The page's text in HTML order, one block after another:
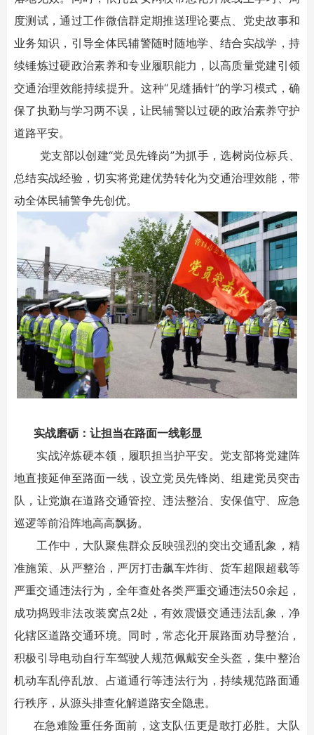
度测试，通过工作微信群定期推送理论要点、党史故事和
业务知识，引导全体民辅警随时随地学、结合实战学，持
续锤炼过硬政治素养和专业履职能力，以高质量党建引领
交通治理效能持续提升。这种“见缝插针”的学习模式，确
保了执勤与学习两不误，让民辅警以过硬的政治素养守护
道路平安。
党支部以创建“党员先锋岗”为抓手，选树岗位标兵、
总结实战经验，切实将党建优势转化为交通治理效能，带
动全体民辅警争先创优。
实战磨砺：让担当在路面一线彰显
实战淬炼硬本领，履职担当护平安。党支部将党建阵
地直接延伸至路面一线，设立党员先锋岗、组建党员突击
队，让党旗在道路交通管控、违法整治、安保值守、应急
巡逻等前沿阵地高高飘扬。
工作中，大队聚焦群众反映强烈的突出交通乱象，精
准施策、从严整治，严厉打击飙车炸街、货车超限超载等
严重交通违法行为，全年查处各类严重交通违法50余起，
成功捣毁非法改装窝点2处，有效震慑交通违法乱象，净
化辖区道路交通环境。同时，常态化开展路面劝导整治，
积极引导电动自行车驾驶人规范佩戴安全头盔，集中整治
机动车乱停乱放、占道通行等违法行为，持续规范路面通
行秩序，从源头排查化解道路安全隐患。
在急难险重任务面前，这支队伍更是敢打必胜。大队